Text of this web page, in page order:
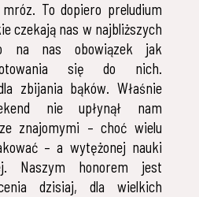
To dopiero preludium
czekają nas w najbliższych
na nas obowiązek jak
się do nich.
zbijania bąków. Właśnie
nie upłynął nam
znajomymi – choć wielu
– a wytężonej nauki
Naszym honorem jest
dzisiaj, dla wielkich